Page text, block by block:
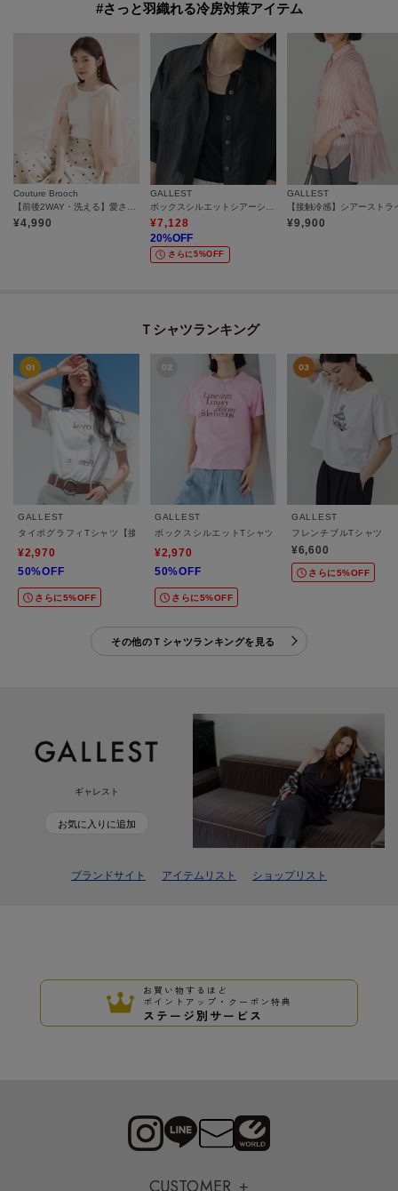
#さっと羽織れる冷房対策アイテム
Couture Brooch
¥4,990
GALLEST
¥7,128
20%OFF
さらに5%OFF
GALLEST
¥9,900
Ｔシャツランキング
GALLEST
タイポグラフィTシャツ【接触冷感】
¥2,970
50%OFF
さらに5%OFF
GALLEST
ボックスシルエットTシャツ【接触冷感】
¥2,970
50%OFF
さらに5%OFF
GALLEST
フレンチブルTシャツ
¥6,600
さらに5%OFF
その他のＴシャツランキングを見る
ギャレスト
お気に入りに追加
ブランドサイト アイテムリスト ショップリスト
お買い物するほど
ポイントアップ・クーポン特典
ステージ別サービス